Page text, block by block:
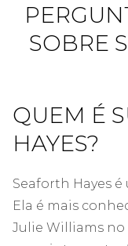
SOBRE
QUEM É
HAYES?
Seaforth Hayes
Ela é mais
Julie Williams no